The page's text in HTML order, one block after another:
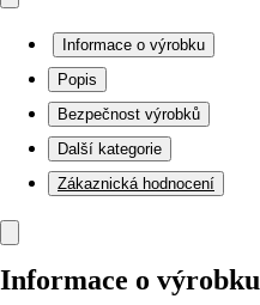
Informace o výrobku
Popis
Bezpečnost výrobků
Další kategorie
Zákaznická hodnocení
Informace o výrobku